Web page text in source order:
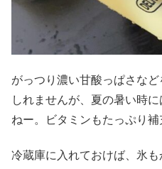
がっつり濃い甘酸っぱさな
しれませんが、夏の暑い時
ねー。ビタミンもたっぷり補
冷蔵庫に入れておけば、氷